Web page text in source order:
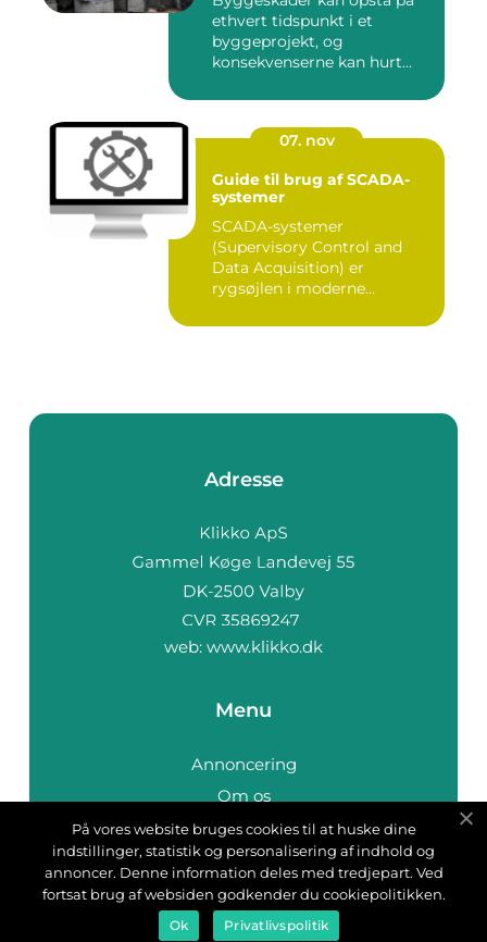
ethvert tidspunkt i et
byggeprojekt, og
konsekvenserne kan hurt...
07. nov
Guide til brug af SCADA-
systemer
SCADA-systemer
(Supervisory Control and
Data Acquisition) er
rygsøjlen i moderne
Adresse
web: www.klikko.dk
Menu
Annoncering
Om os
Cookies
Kontakt os
Sitemap
På vores website bruges cookies til at huske dine
indstillinger, statistik og personalisering af indhold og
annoncer. Denne information deles med tredjepart. Ved
fortsat brug af websiden godkender du cookiepolitikken.
Ok Privatlivspolitik